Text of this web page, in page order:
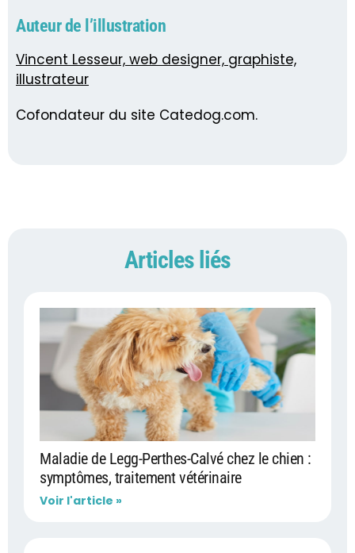
Auteur de l’illustration
Vincent Lesseur, web designer, graphiste,
illustrateur
Cofondateur du site Catedog.com.
Articles liés
Maladie de Legg-Perthes-Calvé chez le chien :
symptômes, traitement vétérinaire
Voir l'article »